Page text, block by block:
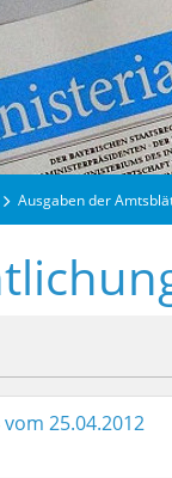
Ausgaben der
vom 25.04.2012